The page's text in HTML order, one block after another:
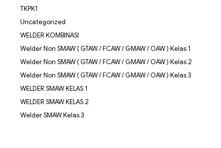
TKPK1
Uncategorized
WELDER KOMBINASI
Welder Non SMAW ( GTAW / FCAW / GMAW / OAW ) Kelas 1
Welder Non SMAW ( GTAW / FCAW / GMAW / OAW ) Kelas 2
Welder Non SMAW ( GTAW / FCAW / GMAW / OAW ) Kelas 3
WELDER SMAW KELAS 1
WELDER SMAW KELAS 2
Welder SMAW Kelas 3